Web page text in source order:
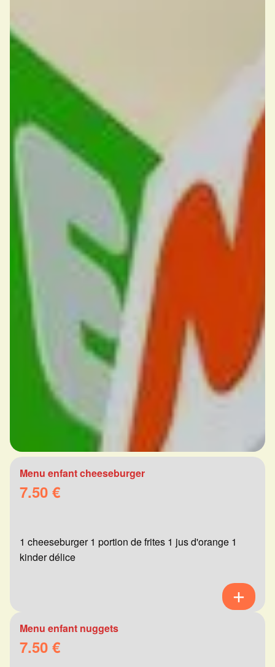
Menu enfant cheeseburger
7.50 €
1 cheeseburger 1 portion de frites 1 jus d'orange 1
kinder délice
Menu enfant nuggets
7.50 €